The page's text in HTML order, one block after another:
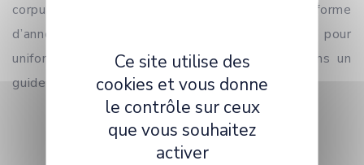
corpus de copies d’examen en utilisant la plate-forme
d’annotation collaborative Inception. Les choix pour
uniformiser la démarche et qui résulteront dans un
guide d’annotation seront également explicités.
Ce site utilise des
cookies et vous donne
le contrôle sur ceux
que vous souhaitez
activer